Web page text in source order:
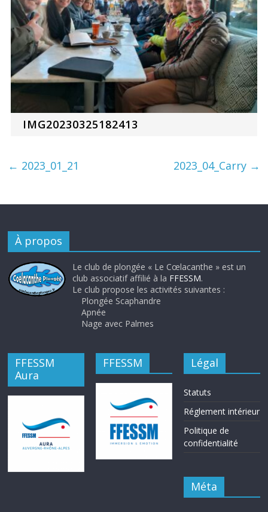
IMG20230325182413
← 2023_01_21 2023_04_Carry →
À propos
Le club de plongée « Le Cœlacanthe » est un
club associatif affilié à la FFESSM.
Le club propose les activités suivantes :
Plongée Scaphandre
Apnée
Nage avec Palmes
FFESSM
Aura
FFESSM Légal
Statuts
Réglement intérieur
Politique de
confidentialité
Méta